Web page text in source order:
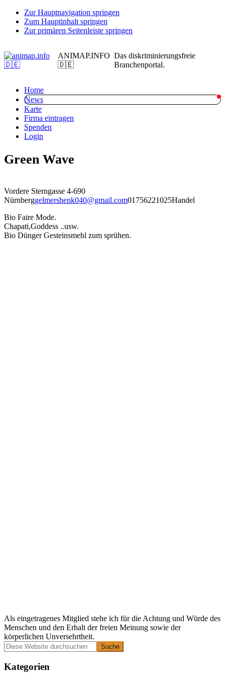
Zur Hauptnavigation springen
Zum Hauptinhalt springen
Zur primären Seitenleiste springen
ANIMAP.INFO
🇩🇪
Das diskriminierungsfreie
Branchenportal.
Home
News
Karte
Firma eintragen
Spenden
Login
Green Wave
Vordere Sterngasse 4-690
Nürnberggelmershenk040@gmail.com01756221025Handel
Bio Faire Mode.
Chapati,Goddess ..usw.
Bio Dünger Gesteinsmehl zum sprühen.
Als eingetragenes Mitglied stehe ich für die Achtung und Würde des
Menschen und den Erhalt der freien Meinung sowie der
körperlichen Unversehrtheit.
Primäre
Seitenleiste
Diese
Website
durchsuchen
Kategorien